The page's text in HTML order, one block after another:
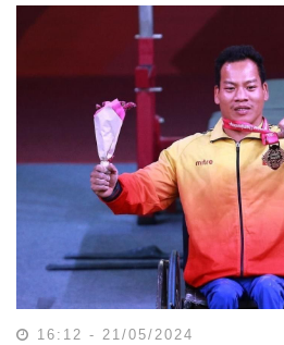
16:12 - 21/05/2024